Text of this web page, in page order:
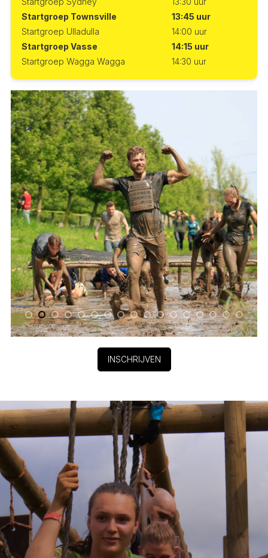
Startgroep Townsville
13:45 uur
Startgroep Ulladulla
14:00 uur
Startgroep Vasse
14:15 uur
Startgroep Wagga Wagga
14:30 uur
INSCHRIJVEN